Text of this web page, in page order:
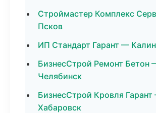
Строймастер Комплекс
Псков
ИП Стандарт Гарант —
БизнесСтрой Ремонт Бетон
Челябинск
БизнесСтрой Кровля
Хабаровск